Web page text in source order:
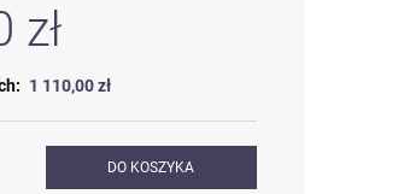
zł
1 110,00 zł
DO KOSZYKA